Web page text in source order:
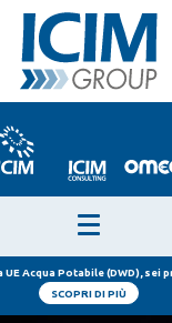
Acqua Potabile (DWD), sei
SCOPRI DI PIÙ